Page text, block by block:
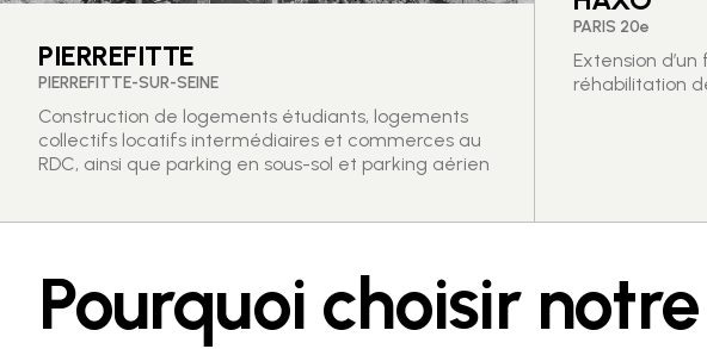
PIERREFITTE
PIERREFITTE-SUR-SEINE
Construction de logements étudiants, logements
collectifs locatifs intermédiaires et commerces au
RDC, ainsi que parking en sous-sol et parking aérien
PARIS 20e
Extension
réhabilitation
Pourquoi choisir